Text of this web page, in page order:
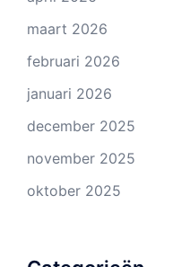
maart 2026
februari 2026
januari 2026
december 2025
november 2025
oktober 2025